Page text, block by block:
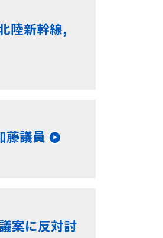
陸新幹線,
藤議員
案に反対討